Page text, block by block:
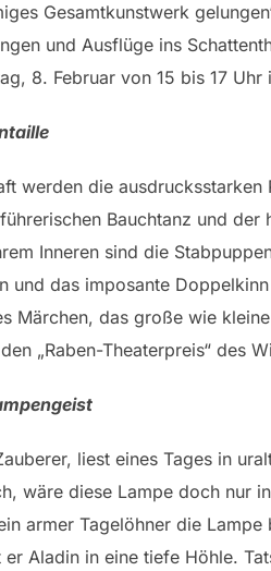
Gesamtkunstwerk
und Ausflüge ins
8. Februar von 15 bis 17
werden die
Bauchtanz und
Inneren sind die
und das imposante
Märchen, das große wie
„Raben-Theaterpreis“ des
liest eines Tages in
wäre diese Lampe doch nur
armer Tagelöhner die
Aladin in eine tiefe Höhle.